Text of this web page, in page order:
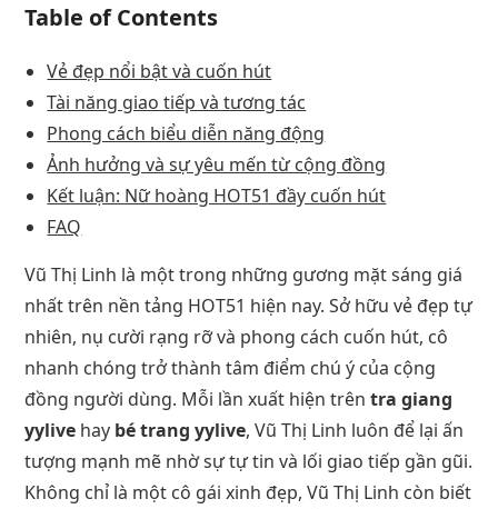
Table of Contents
Vẻ đẹp nổi bật và cuốn hút
Tài năng giao tiếp và tương tác
Phong cách biểu diễn năng động
Ảnh hưởng và sự yêu mến từ cộng đồng
Kết luận: Nữ hoàng HOT51 đầy cuốn hút
FAQ
Vũ Thị Linh là một trong những gương mặt sáng giá
nhất trên nền tảng HOT51 hiện nay. Sở hữu vẻ đẹp tự
nhiên, nụ cười rạng rỡ và phong cách cuốn hút, cô
nhanh chóng trở thành tâm điểm chú ý của cộng
đồng người dùng. Mỗi lần xuất hiện trêntra giang
yylive hay bé trang yylive, Vũ Thị Linh luôn để lại ấn
tượng mạnh mẽ nhờ sự tự tin và lối giao tiếp gần gũi.
Không chỉ là một cô gái xinh đẹp, Vũ Thị Linh còn biết